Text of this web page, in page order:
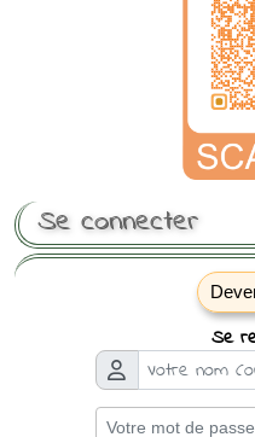
Se connecter
Se